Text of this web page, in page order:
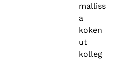
malliss
a
koken
ut
kolleg